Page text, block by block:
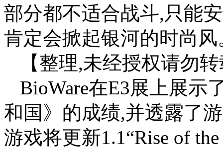
部分都不适合战斗,只能
肯定会掀起银河的时尚风
【整理,未经授权请勿
BioWare在E3展上展示
和国》的成绩,并透露了
游戏将更新1.1“Rise of